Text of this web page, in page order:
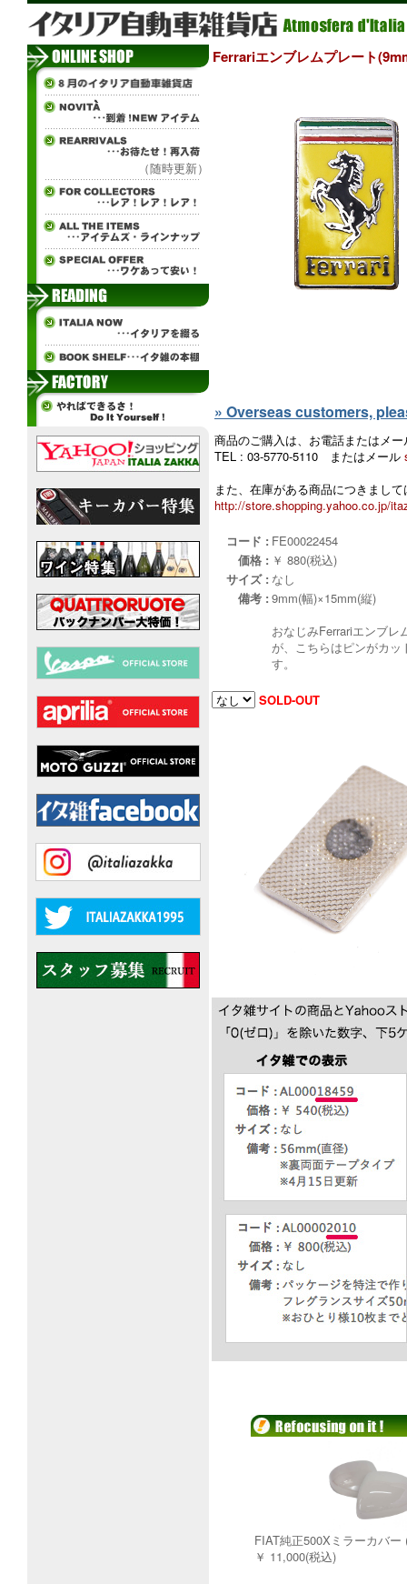
（随時更新）
Ferrariエンブレムプレート
» Overseas customers,
商品のご購入は、お電話またはメ
TEL : 03-5770-5110 またはメール
また、在庫がある商品につきまし
http://store.shopping.yahoo.co.jp/
コード : FE00022454
価格 : ￥ 880(税込)
サイズ : なし
備考 : 9mm(幅)×15mm(縦)
おなじみFerrariエンブレ
が、こちらはピンがカ
す。
SOLD-OUT
FIAT純正500Xミラーカバー
￥ 11,000(税込)